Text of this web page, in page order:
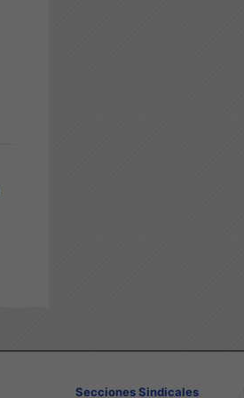
Secciones Sindicales